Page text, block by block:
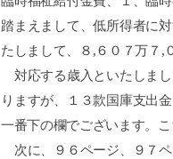
踏まえまして、低所得者に
たしまして、８ ,６０７万７ ,
対応する歳入といたしま
りますが、１３款国庫支出
一番下の欄でございます。
次に、９６ページ、９７